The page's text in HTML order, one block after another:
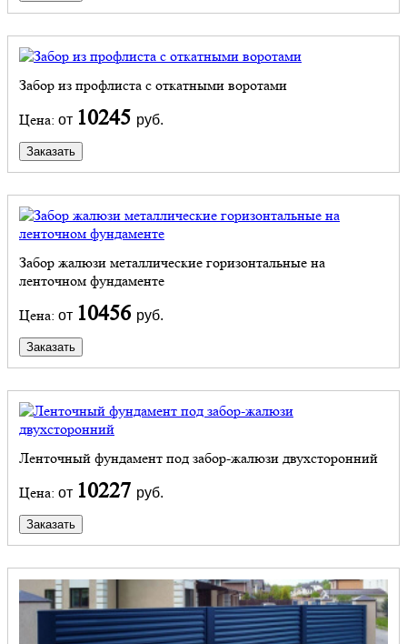
Забор из профлиста с откатными воротами
Цена: от 10245 руб.
Заказать
Забор жалюзи металлические горизонтальные на
ленточном фундаменте
Цена: от 10456 руб.
Заказать
Ленточный фундамент под забор-жалюзи двухсторонний
Цена: от 10227 руб.
Заказать